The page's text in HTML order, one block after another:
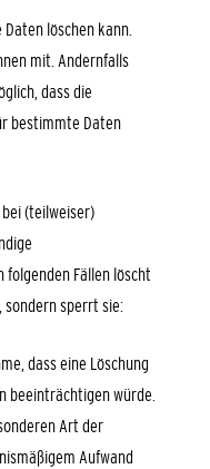
löschen kann.
mit. Andernfalls
dass die
bestimmte Daten
(teilweiser)
folgenden Fällen löscht
sondern sperrt sie:
dass eine Löschung
beeinträchtigen würde.
Art der
Aufwand